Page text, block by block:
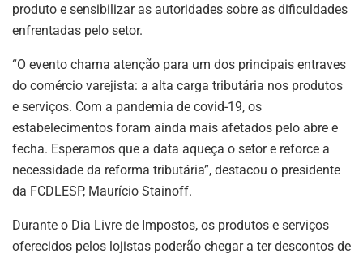
produto e sensibilizar as autoridades sobre as dificuldades
enfrentadas pelo setor.
“O evento chama atenção para um dos principais entraves
do comércio varejista: a alta carga tributária nos produtos
e serviços. Com a pandemia de covid-19, os
estabelecimentos foram ainda mais afetados pelo abre e
fecha. Esperamos que a data aqueça o setor e reforce a
necessidade da reforma tributária”, destacou o presidente
da FCDLESP, Maurício Stainoff.
Durante o Dia Livre de Impostos, os produtos e serviços
oferecidos pelos lojistas poderão chegar a ter descontos de